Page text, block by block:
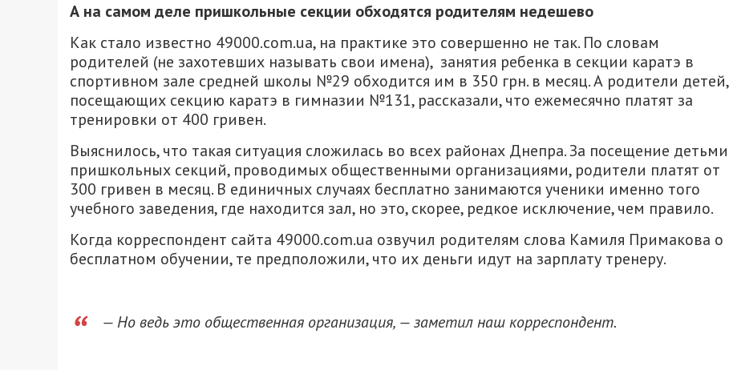
А на самом деле пришкольные секции обходятся родителям недешево
Как стало известно 49000.com.ua, на практике это совершенно не так. По словам
родителей (не захотевших называть свои имена), занятия ребенка в секции каратэ в
спортивном зале средней школы №29 обходится им в 350 грн. в месяц. А родители детей,
посещающих секцию каратэ в гимназии №131, рассказали, что ежемесячно платят за
тренировки от 400 гривен.
Выяснилось, что такая ситуация сложилась во всех районах Днепра. За посещение детьми
пришкольных секций, проводимых общественными организациями, родители платят от
300 гривен в месяц. В единичных случаях бесплатно занимаются ученики именно того
учебного заведения, где находится зал, но это, скорее, редкое исключение, чем правило.
Когда корреспондент сайта 49000.com.ua озвучил родителям слова Камиля Примакова о
бесплатном обучении, те предположили, что их деньги идут на зарплату тренеру.
— Но ведь это общественная организация, — заметил наш корреспондент.